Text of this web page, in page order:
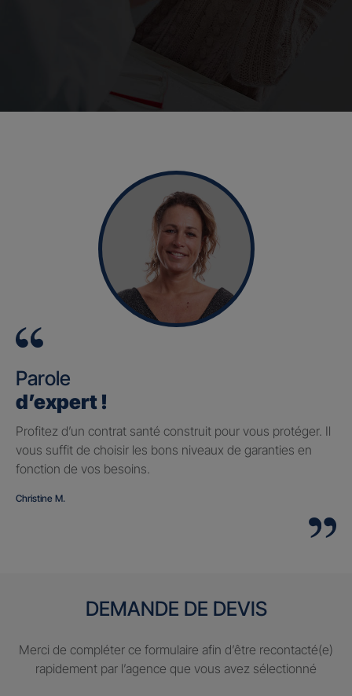
Parole
d’expert !
Profitez d’un contrat santé construit pour vous protéger. Il
vous suffit de choisir les bons niveaux de garanties en
fonction de vos besoins.
Christine M.
DEMANDE DE DEVIS
Merci de compléter ce formulaire afin d’être recontacté(e)
rapidement par l’agence que vous avez sélectionné